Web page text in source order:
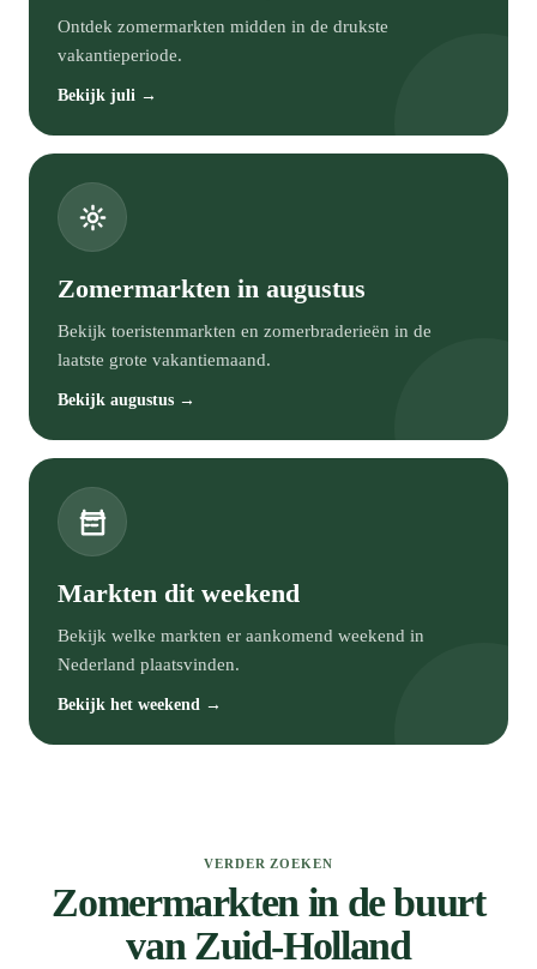
Ontdek zomermarkten midden in de drukste
vakantieperiode.
Bekijk juli →
Zomermarkten in augustus
Bekijk toeristenmarkten en zomerbraderieën in de
laatste grote vakantiemaand.
Bekijk augustus →
Markten dit weekend
Bekijk welke markten er aankomend weekend in
Nederland plaatsvinden.
Bekijk het weekend →
VERDER ZOEKEN
Zomermarkten in de buurt
van Zuid-Holland